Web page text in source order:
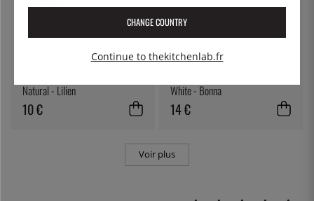
Natural - Lilien
10 €
BONNA
White - Bonna
14 €
Voir plus
CHANGE COUNTRY
Continue to thekitchenlab.fr